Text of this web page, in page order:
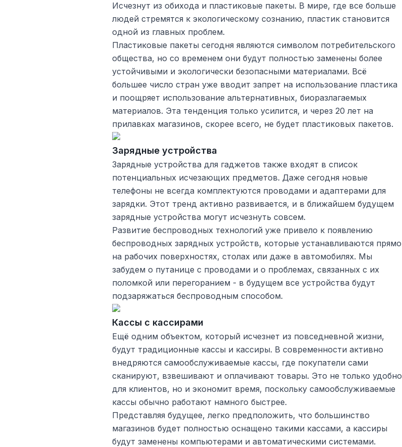
Исчезнут из обихода и пластиковые пакеты. В мире, где все больше
людей стремятся к экологическому сознанию, пластик становится
одной из главных проблем.
Пластиковые пакеты сегодня являются символом потребительского
общества, но со временем они будут полностью заменены более
устойчивыми и экологически безопасными материалами. Всё
большее число стран уже вводит запрет на использование пластика
и поощряет использование альтернативных, биоразлагаемых
материалов. Эта тенденция только усилится, и через 20 лет на
прилавках магазинов, скорее всего, не будет пластиковых пакетов.
Зарядные устройства
Зарядные устройства для гаджетов также входят в список
потенциальных исчезающих предметов. Даже сегодня новые
телефоны не всегда комплектуются проводами и адаптерами для
зарядки. Этот тренд активно развивается, и в ближайшем будущем
зарядные устройства могут исчезнуть совсем.
Развитие беспроводных технологий уже привело к появлению
беспроводных зарядных устройств, которые устанавливаются прямо
на рабочих поверхностях, столах или даже в автомобилях. Мы
забудем о путанице с проводами и о проблемах, связанных с их
поломкой или перегоранием - в будущем все устройства будут
подзаряжаться беспроводным способом.
Кассы с кассирами
Ещё одним объектом, который исчезнет из повседневной жизни,
будут традиционные кассы и кассиры. В современности активно
внедряются самообслуживаемые кассы, где покупатели сами
сканируют, взвешивают и оплачивают товары. Это не только удобно
для клиентов, но и экономит время, поскольку самообслуживаемые
кассы обычно работают намного быстрее.
Представляя будущее, легко предположить, что большинство
магазинов будет полностью оснащено такими кассами, а кассиры
будут заменены компьютерами и автоматическими системами.